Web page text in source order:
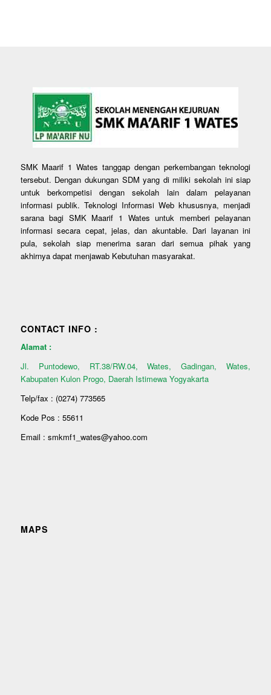
SMK Maarif 1 Wates tanggap dengan perkembangan teknologi
tersebut. Dengan dukungan SDM yang di miliki sekolah ini siap
untuk berkompetisi dengan sekolah lain dalam pelayanan
informasi publik. Teknologi Informasi Web khususnya, menjadi
sarana bagi SMK Maarif 1 Wates untuk memberi pelayanan
informasi secara cepat, jelas, dan akuntable. Dari layanan ini
pula, sekolah siap menerima saran dari semua pihak yang
akhirnya dapat menjawab Kebutuhan masyarakat.
CONTACT INFO :
Alamat :
Jl. Puntodewo, RT.38/RW.04, Wates, Gadingan, Wates,
Kabupaten Kulon Progo, Daerah Istimewa Yogyakarta
Telp/fax : (0274) 773565
Kode Pos : 55611
Email : smkmf1_wates@yahoo.com
MAPS